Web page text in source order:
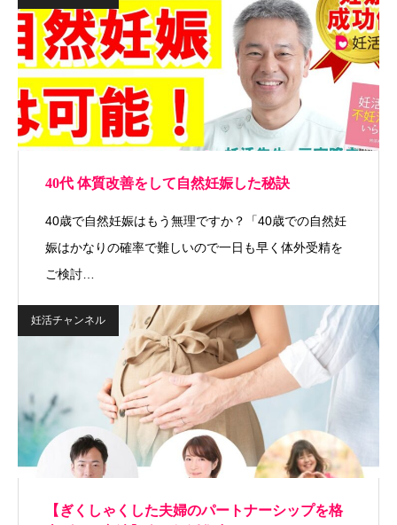
40代 体質改善をして自然妊娠した秘訣
40歳で自然妊娠はもう無理ですか？「40歳での自然妊
娠はかなりの確率で難しいので一日も早く体外受精を
ご検討…
妊活チャンネル
【ぎくしゃくした夫婦のパートナーシップを格